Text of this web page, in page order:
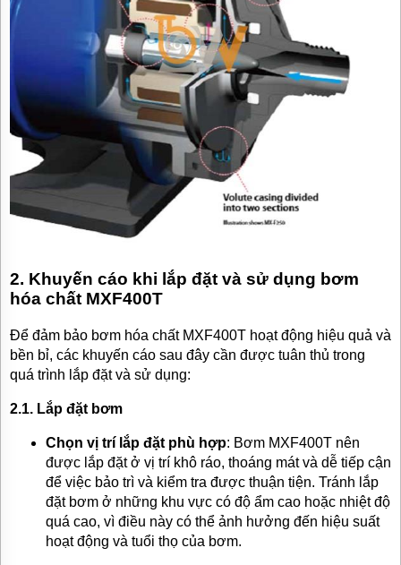
2. Khuyến cáo khi lắp đặt và sử dụng bơm
hóa chất MXF400T
Để đảm bảo bơm hóa chất MXF400T hoạt động hiệu quả và
bền bỉ, các khuyến cáo sau đây cần được tuân thủ trong
quá trình lắp đặt và sử dụng:
2.1. Lắp đặt bơm
Chọn vị trí lắp đặt phù hợp: Bơm MXF400T nên
được lắp đặt ở vị trí khô ráo, thoáng mát và dễ tiếp cận
để việc bảo trì và kiểm tra được thuận tiện. Tránh lắp
đặt bơm ở những khu vực có độ ẩm cao hoặc nhiệt độ
quá cao, vì điều này có thể ảnh hưởng đến hiệu suất
hoạt động và tuổi thọ của bơm.